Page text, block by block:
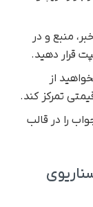
منبع و در
قرار دهید.
از
تمرکز کند.
را در قالب